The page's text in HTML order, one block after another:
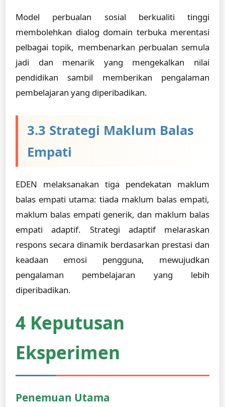
Model perbualan sosial berkualiti tinggi
membolehkan dialog domain terbuka merentasi
pelbagai topik, membenarkan perbualan semula
jadi dan menarik yang mengekalkan nilai
pendidikan sambil memberikan pengalaman
pembelajaran yang diperibadikan.
3.3 Strategi Maklum Balas
Empati
EDEN melaksanakan tiga pendekatan maklum
balas empati utama: tiada maklum balas empati,
maklum balas empati generik, dan maklum balas
empati adaptif. Strategi adaptif melaraskan
respons secara dinamik berdasarkan prestasi dan
keadaan emosi pengguna, mewujudkan
pengalaman pembelajaran yang lebih
diperibadikan.
4 Keputusan
Eksperimen
Penemuan Utama